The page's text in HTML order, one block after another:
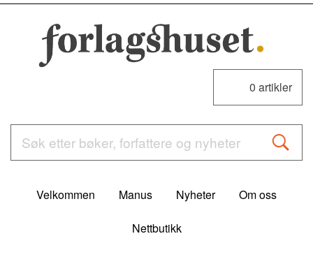
0 artikler
Velkommen Manus Nyheter Om oss
Nettbutikk